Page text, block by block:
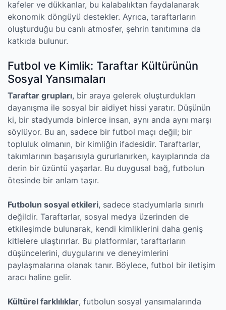
kafeler ve dükkanlar, bu kalabalıktan faydalanarak
ekonomik döngüyü destekler. Ayrıca, taraftarların
oluşturduğu bu canlı atmosfer, şehrin tanıtımına da
katkıda bulunur.
Futbol ve Kimlik: Taraftar Kültürünün
Sosyal Yansımaları
Taraftar grupları, bir araya gelerek oluşturdukları
dayanışma ile sosyal bir aidiyet hissi yaratır. Düşünün
ki, bir stadyumda binlerce insan, aynı anda aynı marşı
söylüyor. Bu an, sadece bir futbol maçı değil; bir
topluluk olmanın, bir kimliğin ifadesidir. Taraftarlar,
takımlarının başarısıyla gururlanırken, kayıplarında da
derin bir üzüntü yaşarlar. Bu duygusal bağ, futbolun
ötesinde bir anlam taşır.
Futbolun sosyal etkileri, sadece stadyumlarla sınırlı
değildir. Taraftarlar, sosyal medya üzerinden de
etkileşimde bulunarak, kendi kimliklerini daha geniş
kitlelere ulaştırırlar. Bu platformlar, taraftarların
düşüncelerini, duygularını ve deneyimlerini
paylaşmalarına olanak tanır. Böylece, futbol bir iletişim
aracı haline gelir.
Kültürel farklılıklar, futbolun sosyal yansımalarında